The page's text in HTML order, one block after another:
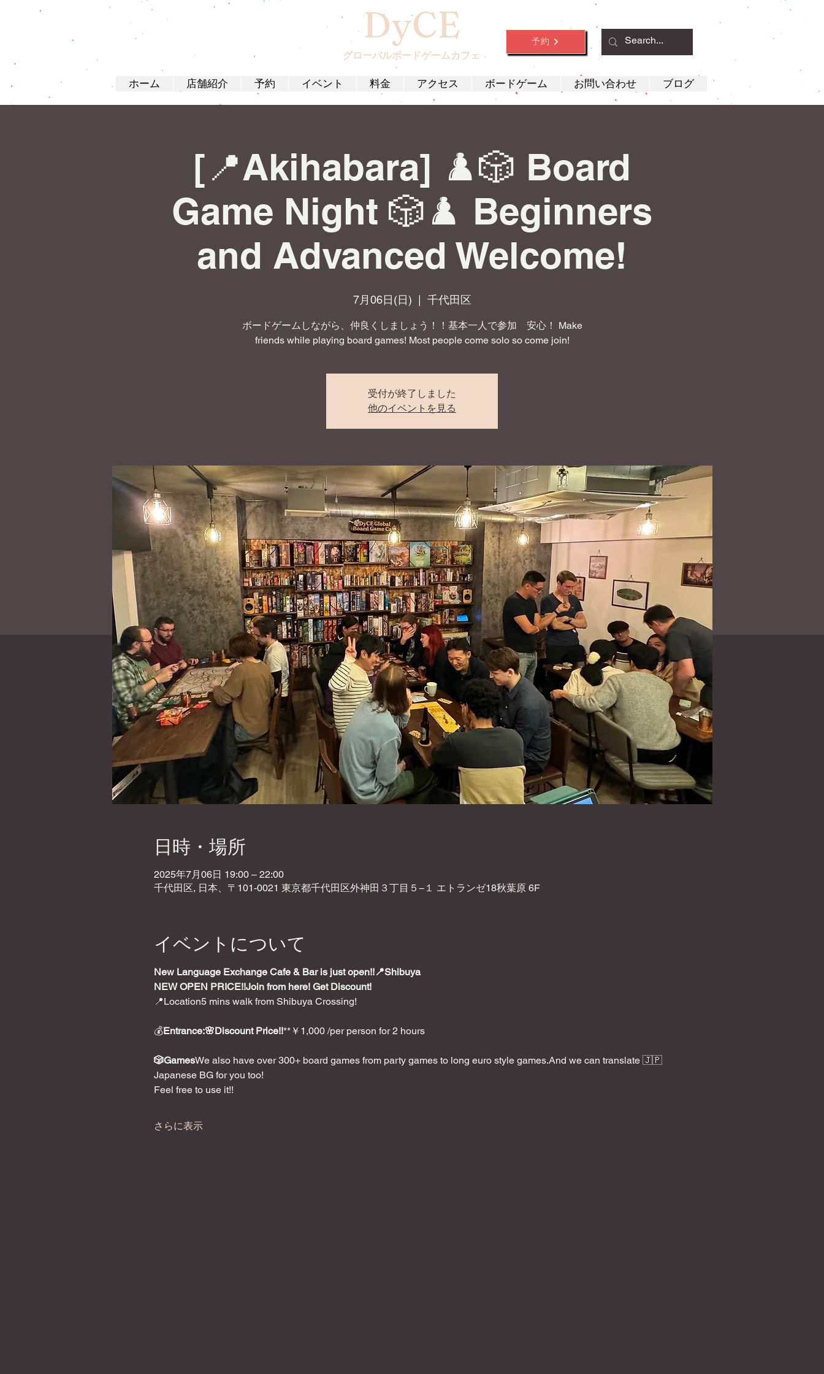
DyCE
グローバルボードゲームカフェ
予約
ホーム 店舗紹介 予約 イベント 料金 アクセス ボードゲーム お問い合わせ ブログ
[📍Akihabara] ♟️🎲 Board
Game Night 🎲♟️ Beginners
and Advanced Welcome!
7月06日(日) 千代田区
ボードゲームしながら、仲良くしましょう！！基本一人で参加 安心！ Make
friends while playing board games! Most people come solo so come join!
受付が終了しました
他のイベントを見る
日時・場所
2025年7月06日 19:00 – 22:00
千代田区, 日本、〒101-0021 東京都千代田区外神田３丁目５−１ エトランゼ18秋葉原 6F
イベントについて
New Language Exchange Cafe & Bar is just open!!📍Shibuya
NEW OPEN PRICE!!Join from here! Get Discount!
📍Location5 mins walk from Shibuya Crossing!
💰Entrance:🌸Discount Price!!**￥1,000 /per person for 2 hours
🎲GamesWe also have over 300+ board games from party games to long euro style games.And we can translate 🇯🇵
Japanese BG for you too!
Feel free to use it!!
さらに表示